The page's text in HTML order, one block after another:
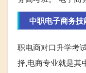
中职电子商务
职电商对口升学考
择,电商专业就是其